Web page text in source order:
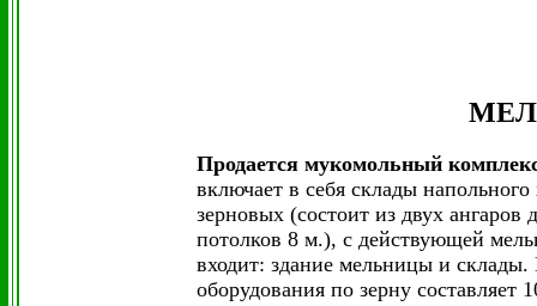
Продается мукомольный
включает в себя склады
зерновых (состоит из двух
потолков 8 м.), с действующей
входит: здание мельницы и склады.
оборудования по зерну